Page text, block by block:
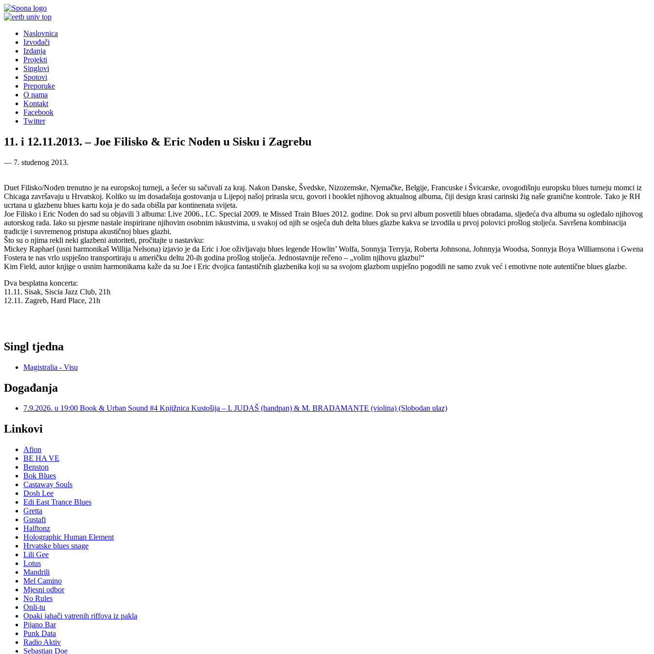
Naslovnica
Izvođači
Izdanja
Projekti
Singlovi
Spotovi
Preporuke
O nama
Kontakt
Facebook
Twitter
11. i 12.11.2013. – Joe Filisko & Eric Noden u Sisku i Zagrebu
― 7. studenog 2013.
Duet Filisko/Noden trenutno je na europskoj turneji, a šećer su sačuvali za kraj. Nakon Danske, Švedske, Nizozemske, Njemačke, Belgije, Francuske i Švicarske, ovogodišnju europsku blues turneju momci iz
Chicaga završavaju u Hrvatskoj. Koliko su im dosadašnja gostovanja u Lijepoj našoj prirasla srcu, govori i booklet njihovog aktualnog albuma, čiji design krasi carinski žig naše granične kontrole. Tako je RH
ucrtana u glazbenu blues kartu koja je do sada obišla par kontinenata svijeta.
Joe Filisko i Eric Noden do sad su objavili 3 albuma: Live 2006., I.C. Special 2009. te Missed Train Blues 2012. godine. Dok su prvi album posvetili blues obradama, sljedeća dva albuma su ogledalo njihovog
autorskog rada. Iako su pjesme nastale inspirirane njihovim osobnim iskustvima, u svakoj od njih se osjeća duh delta blues glazbe kakva se izvodila u prvoj polovici prošlog stoljeća. Savršena kombinacija
tradicije i suvremenog pristupa akustičnoj blues glazbi.
Što su o njima rekli neki glazbeni autoriteti, pročitajte u nastavku:
Mickey Raphael (usni harmonikaš Willija Nelsona) izjavio je da Eric i Joe oživljavaju blues legende Howlin’ Wolfa, Sonnyja Terryja, Roberta Johnsona, Johnnyja Woodsa, Sonnyja Boya Williamsona i Gwena
Fostera te nas vrlo uspješno transportiraju u američku deltu 20-ih godina prošlog stoljeća. Jednostavnije rečeno – „volim njihovu glazbu!“
Kim Field, autor knjige o usnim harmonikama kaže da su Joe i Eric dvojica fantastičnih glazbenika koji su sa svojom glazbom uspješno pogodili ne samo zvuk već i emotivne note autentične blues glazbe.
Dva besplatna koncerta:
11.11. Sisak, Siscia Jazz Club, 21h
12.11. Zagreb, Hard Place, 21h
Singl tjedna
Magistralia - Visu
Događanja
7.9.2026. u 19:00 Book & Urban Sound #4 Knjižnica Kustošija – I. JUDAŠ (handpan) & M. BRADAMANTE (violina) (Slobodan ulaz)
Linkovi
Afion
BE HA VE
Benston
Bok Blues
Castaway Souls
Dosh Lee
Edi East Trance Blues
Gretta
Gustafi
Halftonz
Holographic Human Element
Hrvatske blues snage
Lili Gee
Lotus
Mandrili
Mel Camino
Mjesni odbor
No Rules
Onli-tu
Opaki jahači vatrenih riffova iz pakla
Pijano Bar
Punk Data
Radio Aktiv
Sebastian Doe